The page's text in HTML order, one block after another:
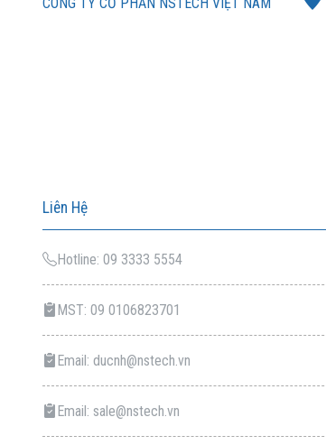
Liên Hệ
Hotline: 09 3333 5554
MST: 09 0106823701
Email: ducnh@nstech.vn
Email: sale@nstech.vn